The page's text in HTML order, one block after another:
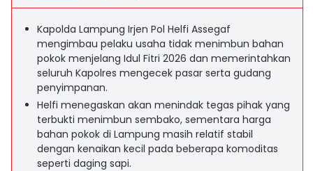
Kapolda Lampung Irjen Pol Helfi Assegaf
mengimbau pelaku usaha tidak menimbun bahan
pokok menjelang Idul Fitri 2026 dan memerintahkan
seluruh Kapolres mengecek pasar serta gudang
penyimpanan.
Helfi menegaskan akan menindak tegas pihak yang
terbukti menimbun sembako, sementara harga
bahan pokok di Lampung masih relatif stabil
dengan kenaikan kecil pada beberapa komoditas
seperti daging sapi.